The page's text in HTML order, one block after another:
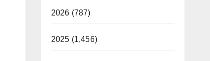
2026 (787)
2025 (1,456)